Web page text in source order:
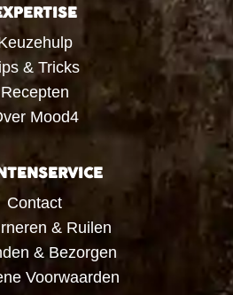
& Tricks
Recepten
Mood4
Contact
& Ruilen
& Bezorgen
Voorwaarden